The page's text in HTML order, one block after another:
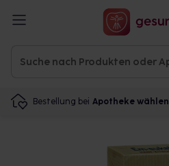
Bestellung bei Apotheke wählen